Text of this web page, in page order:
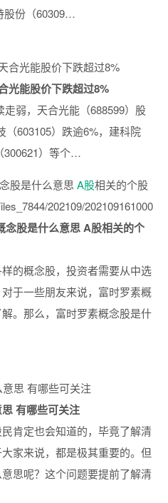
股份（60309…
光能股价下跌超过8%
弱，天合光能（688599）股
（603105）跌逾6%，建科院
300621）等个…
股是什么意思 A股相关的个股
202109/202109161000
念股是什么意思 A股相关的个
的概念股，投资者需要从中选
于一些朋友来说，富时罗素概
。那么，富时罗素概念股是什
有哪些可关注
肯定也会知道的，毕竟了解清
家来说，都是极其重要的。但
思呢？这个问题要提前了解清